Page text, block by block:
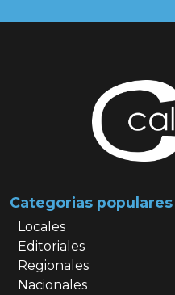
Categorias populares
Locales
Editoriales
Regionales
Nacionales